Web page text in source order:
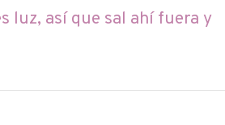
luz, así que sal ahí fuera y